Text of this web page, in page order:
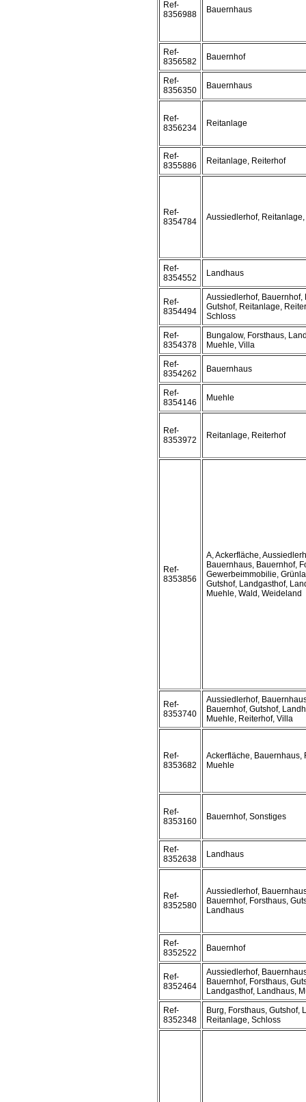
Ref-
8356988
Bauernhaus
Ref-
8356582
Bauernhof
Ref-
8356350
Bauernhaus
Ref-
8356234
Reitanlage
Ref-
8355886
Reitanlage, Reiterhof
Ref-
8354784
Aussiedlerhof,
Ref-
8354552
Landhaus
Ref-
8354494
Aussiedlerhof, Bauernhof,
Gutshof, Reitanlage,
Schloss
Ref-
8354378
Bungalow, Forsthaus,
Muehle, Villa
Ref-
8354262
Bauernhaus
Ref-
8354146
Muehle
Ref-
8353972
Reitanlage, Reiterhof
Ref-
8353856
A, Ackerfläche,
Bauernhaus, Bauernhof,
Gewerbeimmobilie,
Gutshof, Landgasthof,
Muehle, Wald, Weideland
Ref-
8353740
Aussiedlerhof,
Bauernhof, Gutshof,
Muehle, Reiterhof, Villa
Ref-
8353682
Ackerfläche, Bauernhaus,
Muehle
Ref-
8353160
Bauernhof, Sonstiges
Ref-
8352638
Landhaus
Ref-
8352580
Aussiedlerhof,
Bauernhof, Forsthaus,
Landhaus
Ref-
8352522
Bauernhof
Ref-
8352464
Aussiedlerhof,
Bauernhof, Forsthaus,
Landgasthof, Landhaus,
Ref-
8352348
Burg, Forsthaus, Gutshof,
Reitanlage, Schloss